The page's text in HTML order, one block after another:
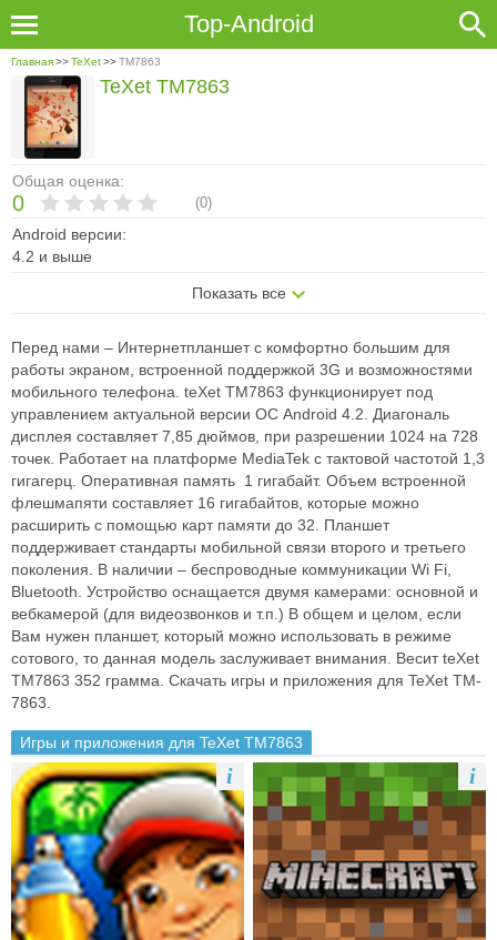
Top-Android
Главная>>TeXet>>TM­7863
Общая оценка:
0 (0)
Android версии:
4.2 и выше
Показать все
TeXet TM­7863
Перед нами – Интернет­планшет с комфортно большим для
работы экраном, встроенной поддержкой 3G и возможностями
мобильного телефона. teXet TM­7863 функционирует под
управлением актуальной версии ОС Android 4.2. Диагональ
дисплея составляет 7,85 дюймов, при разрешении 1024 на 728
точек. Работает на платформе MediaTek с тактовой частотой 1,3
гигагерц. Оперативная память ­ 1 гигабайт. Объем встроенной
флеш­мапяти составляет 16 гигабайтов, которые можно
расширить с помощью карт памяти до 32. Планшет
поддерживает стандарты мобильной связи второго и третьего
поколения. В наличии – беспроводные коммуникации Wi Fi,
Bluetooth. Устройство оснащается двумя камерами: основной и
веб­камерой (для видео­звонков и т.п.) В общем и целом, если
Вам нужен планшет, который можно использовать в режиме
сотового, то данная модель заслуживает внимания. Весит teXet
TM­7863 352 грамма. Скачать игры и приложения для TeXet TM­
7863.
Игры и приложения для TeXet TM­7863
i i